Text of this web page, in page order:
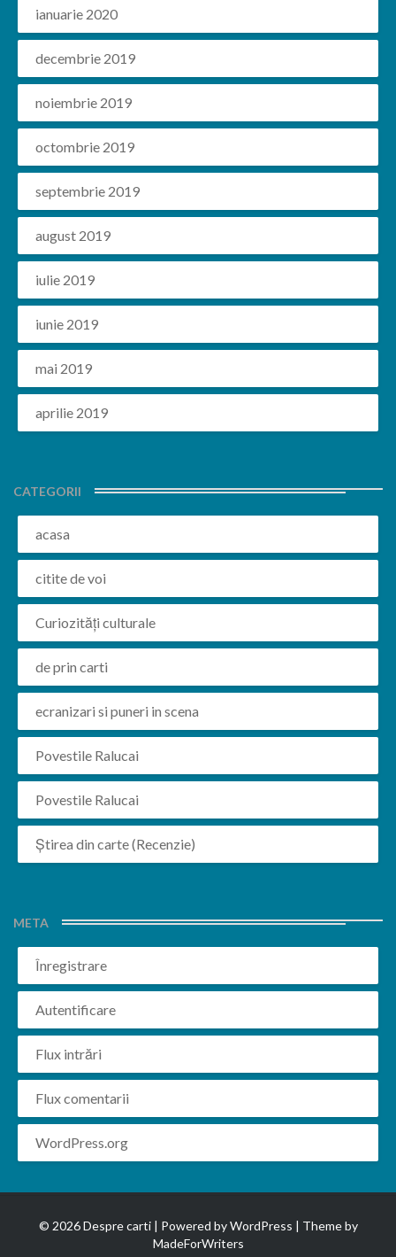
ianuarie 2020
decembrie 2019
noiembrie 2019
octombrie 2019
septembrie 2019
august 2019
iulie 2019
iunie 2019
mai 2019
aprilie 2019
CATEGORII
acasa
citite de voi
Curiozități culturale
de prin carti
ecranizari si puneri in scena
Povestile Ralucai
Povestile Ralucai
Știrea din carte (Recenzie)
META
Înregistrare
Autentificare
Flux intrări
Flux comentarii
WordPress.org
© 2026 Despre carti | Powered byWordPress | Theme by
MadeForWriters